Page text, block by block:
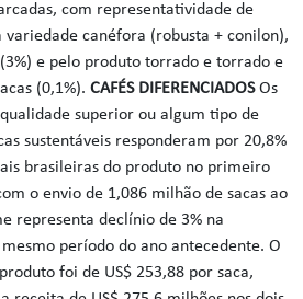
com representatividade de
variedade canéfora (robusta + conilon),
e pelo produto torrado e torrado e
(0,1%).CAFÉS DIFERENCIADOSOs
superior ou algum tipo de
sustentáveis responderam por 20,8%
brasileiras do produto no primeiro
o envio de 1,086 milhão de sacas ao
representa declínio de 3% na
período do ano antecedente. O
foi de US$ 253,88 por saca,